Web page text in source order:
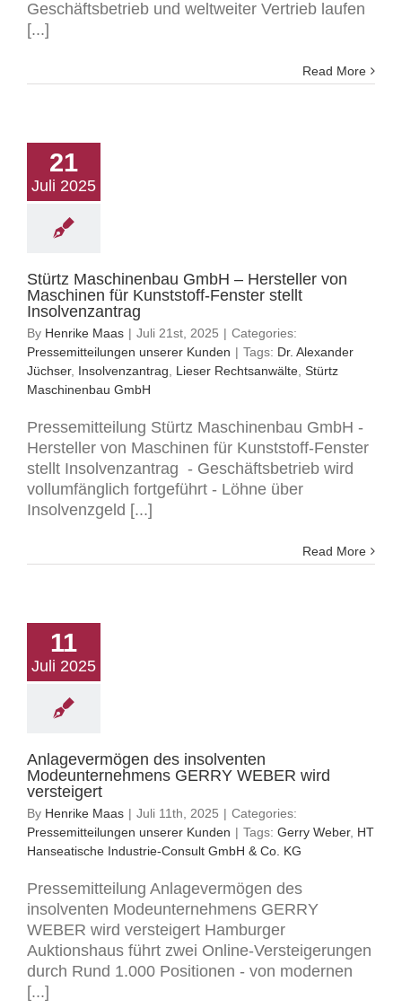
Geschäftsbetrieb und weltweiter Vertrieb laufen
[...]
Read More
21
Juli 2025
Stürtz Maschinenbau GmbH – Hersteller von
Maschinen für Kunststoff-Fenster stellt
Insolvenzantrag
By Henrike Maas | Juli 21st, 2025 | Categories:
Pressemitteilungen unserer Kunden | Tags: Dr. Alexander
Jüchser, Insolvenzantrag Lieser Rechtsanwälte Stürtz
Maschinenbau GmbH
Pressemitteilung Stürtz Maschinenbau GmbH -
Hersteller von Maschinen für Kunststoff-Fenster
stellt Insolvenzantrag - Geschäftsbetrieb wird
vollumfänglich fortgeführt - Löhne über
Insolvenzgeld [...]
Read More
11
Juli 2025
Anlagevermögen des insolventen
Modeunternehmens GERRY WEBER wird
versteigert
By Henrike Maas | Juli 11th, 2025 | Categories:
Pressemitteilungen unserer Kunden | Tags: Gerry Weber, HT
Hanseatische Industrie-Consult GmbH & Co. KG
Pressemitteilung Anlagevermögen des
insolventen Modeunternehmens GERRY
WEBER wird versteigert Hamburger
Auktionshaus führt zwei Online-Versteigerungen
durch Rund 1.000 Positionen - von modernen
[...]